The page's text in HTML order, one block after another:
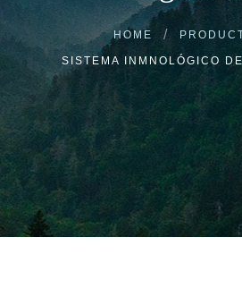
HOME
SISTEMA INMNOLÓGICO